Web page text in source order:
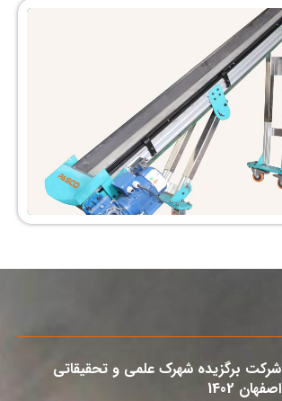
شرکت برگزیده شهرک علمی و تحقیقاتی
اصفهان 1402